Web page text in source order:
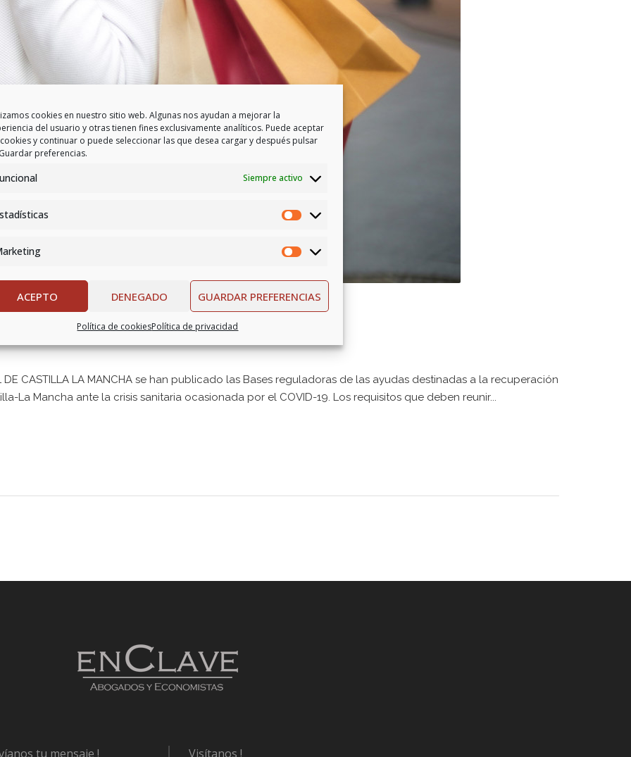
cookies en nuestro sitio web. Algunas nos ayudan a mejorar la
del usuario y otras tienen fines exclusivamente analíticos. Puede aceptar
y continuar o puede seleccionar las que desea cargar y después pulsar
preferencias.
Siempre activo
ACEPTO DENEGADO GUARDAR PREFERENCIAS
Política de cookiesPolítica de privacidad
DE CASTILLA LA MANCHA se han publicado las Bases reguladoras de las ayudas destinadas a la recuperación
La Mancha ante la crisis sanitaria ocasionada por el COVID-19. Los requisitos que deben reunir...
tu mensaje ! Visítanos !